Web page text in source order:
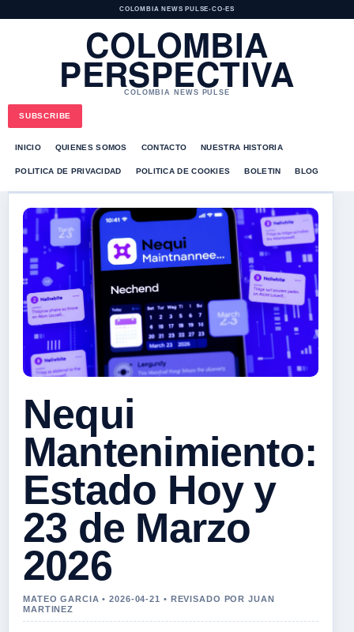
COLOMBIA NEWS PULSE•CO-ES
COLOMBIA
PERSPECTIVA
COLOMBIA NEWS PULSE
SUBSCRIBE
INICIO QUIENES SOMOS CONTACTO NUESTRA HISTORIA
POLITICA DE PRIVACIDAD POLITICA DE COOKIES BOLETIN BLOG
Nequi
Mantenimiento:
Estado Hoy y
23 de Marzo
2026
MATEO GARCIA • 2026-04-21 • REVISADO POR JUAN
MARTINEZ